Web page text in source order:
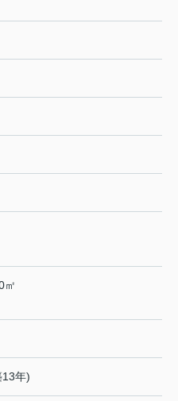
㎡
年)